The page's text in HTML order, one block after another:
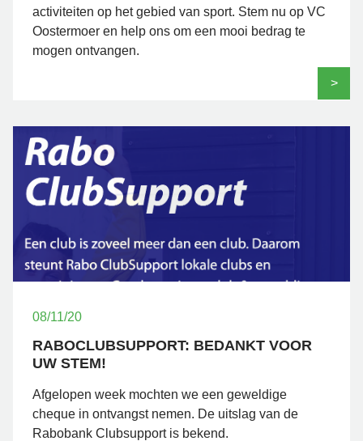
activiteiten op het gebied van sport. Stem nu op VC
Oostermoer en help ons om een mooi bedrag te
mogen ontvangen.
>
08/11/20
RABOCLUBSUPPORT: BEDANKT VOOR
UW STEM!
Afgelopen week mochten we een geweldige
cheque in ontvangst nemen. De uitslag van de
Rabobank Clubsupport is bekend.